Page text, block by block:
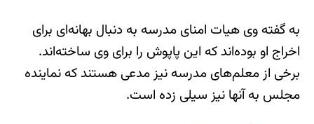
به گفته وی هیات امنای مدرسه به دنبال بهانه‌ای برای
اخراج او بوده‌اند که این پاپوش را برای وی ساخته‌اند.
برخی از معلم‌های مدرسه نیز مدعی هستند که نماینده
مجلس به آنها نیز سیلی زده است.